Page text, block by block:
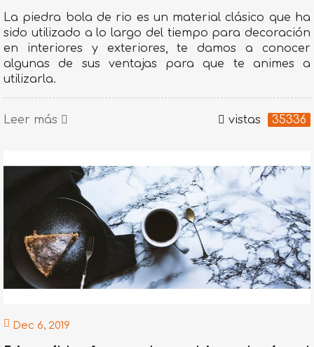
La piedra bola de rio es un material clásico que ha
sido utilizado a lo largo del tiempo para decoración
en interiores y exteriores, te damos a conocer
algunas de sus ventajas para que te animes a
utilizarla.
Leer más vistas 35336
Dec 6, 2019